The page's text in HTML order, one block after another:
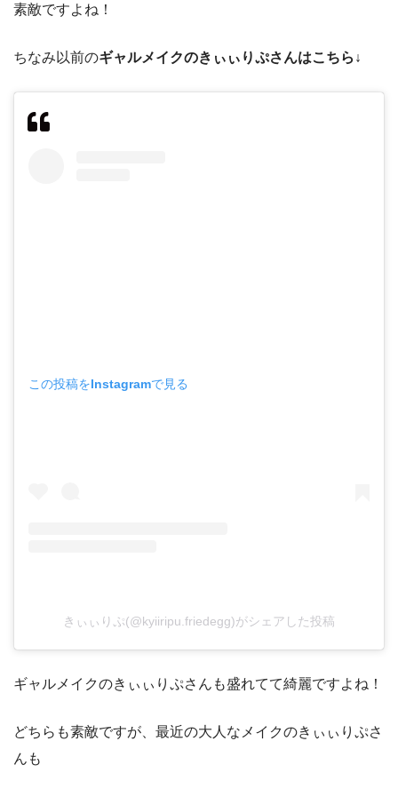
素敵ですよね！
ちなみ以前のギャルメイクのきぃぃりぷさんはこちら↓
この投稿をInstagramで見る
きぃぃりぷ(@kyiiripu.friedegg)がシェアした投稿
ギャルメイクのきぃぃりぷさんも盛れてて綺麗ですよね！
どちらも素敵ですが、最近の大人なメイクのきぃぃりぷさ
んも